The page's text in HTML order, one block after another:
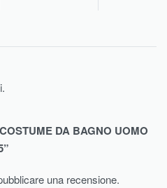
DA BAGNO UOMO
una recensione.